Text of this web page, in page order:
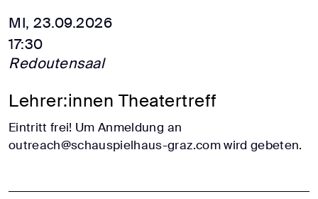
MI, 23.09.2026
17:30
Redoutensaal
Lehrer:innen Theatertreff
Eintritt frei! Um Anmeldung an
outreach@schauspielhaus-graz.com wird gebeten.